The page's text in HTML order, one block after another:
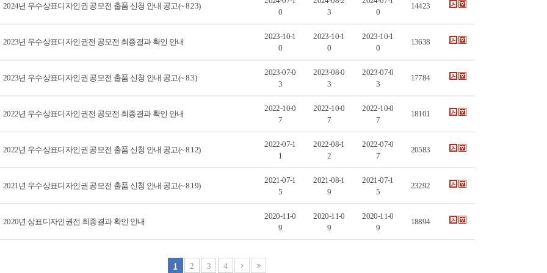
2024년 우수상표디자인권 공모전 출품 신청 안내 공고(~ 8.23)
0
3
0
14423
2023년 우수상표디자인권전 공모전 최종결과 확인 안내
2023-10-1
0
2023-10-1
0
2023-10-1
0
13638
2023년 우수상표디자인권 공모전 출품 신청 안내 공고(~ 8.3)
2023-07-0
3
2023-08-0
3
2023-07-0
3
17784
2022년 우수상표디자인권전 공모전 최종결과 확인 안내
2022-10-0
7
2022-10-0
7
2022-10-0
7
18101
2022년 우수상표디자인권 공모전 출품 신청 안내 공고(~ 8.12)
2022-07-1
1
2022-08-1
2
2022-07-0
7
20583
2021년 우수상표디자인권 공모전 출품 신청 안내 공고(~ 8.19)
2021-07-1
5
2021-08-1
9
2021-07-1
5
23292
2020년 상표디자인권전 최종결과 확인 안내
2020-11-0
9
2020-11-0
9
2020-11-0
9
18894
1 2 3 4